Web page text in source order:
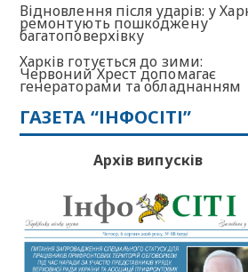
Відновлення після ударів: у
ремонтують пошкоджену
багатоповерхівку
Харків готується до зими:
Червоний Хрест допомагає
генераторами та обладнанням
ГАЗЕТА “ІНФОСІТІ”
Архів випусків